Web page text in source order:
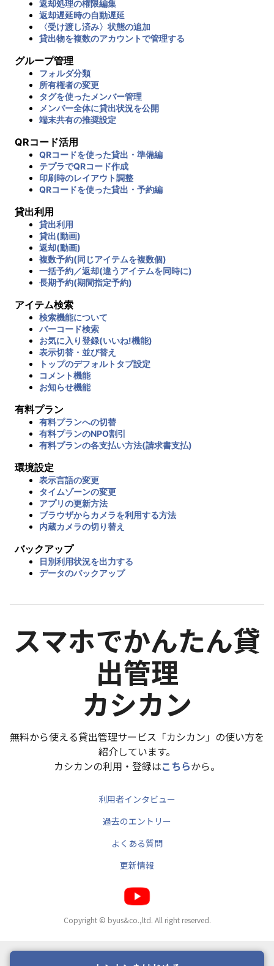
返却処理の権限編集
返却遅延時の自動遅延
〈受け渡し済み〉状態の追加
貸出物を複数のアカウントで管理する
グループ管理
フォルダ分類
所有権者の変更
タグを使ったメンバー管理
メンバー全体に貸出状況を公開
端末共有の推奨設定
QRコード活用
QRコードを使った貸出・準備編
テプラでQRコード作成
印刷時のレイアウト調整
QRコードを使った貸出・予約編
貸出利用
貸出利用
貸出(動画)
返却(動画)
複数予約(同じアイテムを複数個)
一括予約／返却(違うアイテムを同時に)
長期予約(期間指定予約)
アイテム検索
検索機能について
バーコード検索
お気に入り登録(いいね!機能)
表示切替・並び替え
トップのデフォルトタブ設定
コメント機能
お知らせ機能
有料プラン
有料プランへの切替
有料プランのNPO割引
有料プランの各支払い方法(請求書支払)
環境設定
表示言語の変更
タイムゾーンの変更
アプリの更新方法
ブラウザからカメラを利用する方法
内蔵カメラの切り替え
バックアップ
日別利用状況を出力する
データのバックアップ
スマホでかんたん貸
出管理
カシカン
無料から使える貸出管理サービス「カシカン」の使い方を
紹介しています。
カシカンの利用・登録はこちらから。
利用者インタビュー
過去のエントリー
よくある質問
更新情報
Copyright © byus&co.,ltd. All right reserved.